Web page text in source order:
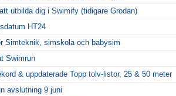
utbilda dig i Swimify (tidigare Grodan)
HT24
Simteknik, simskola och babysim
Swimrun
& uppdaterade Topp tolv-listor, 25 & 50 meter
avslutning 9 juni